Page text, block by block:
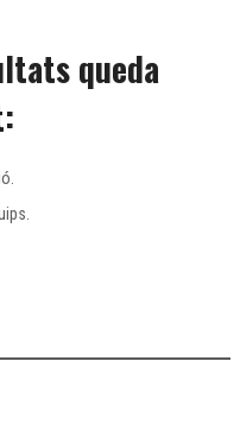
queda